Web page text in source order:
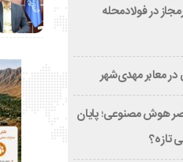
غیرمجاز در فولادمحله
در معابر مهدی‌شهر
هوش مصنوعی؛ پایان
تازه؟